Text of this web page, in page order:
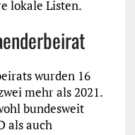
lokale Listen.
wurden 16
mehr als 2021.
bundesweit
als auch